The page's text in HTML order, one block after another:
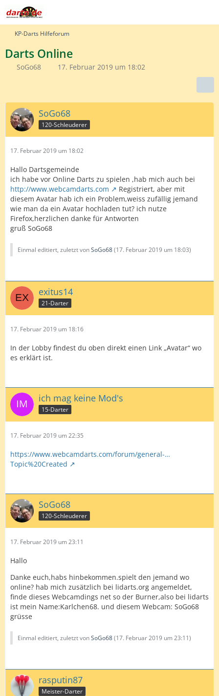
KP-Darts Hilfeforum
Darts Online
SoGo68 17. Februar 2019 um 18:02
SoGo68
120-Schleuderer
17. Februar 2019 um 18:02
Hallo Dartsgemeinde
ich habe vor Online Darts zu spielen ,hab mich auch bei
http://www.webcamdarts.com
Registriert, aber mit
diesem Avatar hab ich ein Problem,weiss zufällig jemand
wie man da ein Avatar hochladen tut? ich nutze
Firefox,herzlichen danke für Antworten
gruß SoGo68
Einmal editiert, zuletzt vonSoGo68(17. Februar 2019 um 18:03)
exitus14
21-Darter
17. Februar 2019 um 18:16
In der Lobby findest du oben direkt einen Link „Avatar“ wo
es erklärt ist.
ich mag keine Mod's
15-Darter
17. Februar 2019 um 22:35
https://www.webcamdarts.com/forum/general-…
Topic%20Created
SoGo68
120-Schleuderer
17. Februar 2019 um 23:11
Hallo
Danke euch,habs hinbekommen.spielt den jemand wo
online? hab mich zusätzlich bei lidarts.org angemeldet,
finde dieses Webcamdings net so der Burner,also bei lidarts
ist mein Name:Karlchen68. und diesem Webcam: SoGo68
grüsse
Einmal editiert, zuletzt vonSoGo68(17. Februar 2019 um 23:11)
rasputin87
Meister-Darter